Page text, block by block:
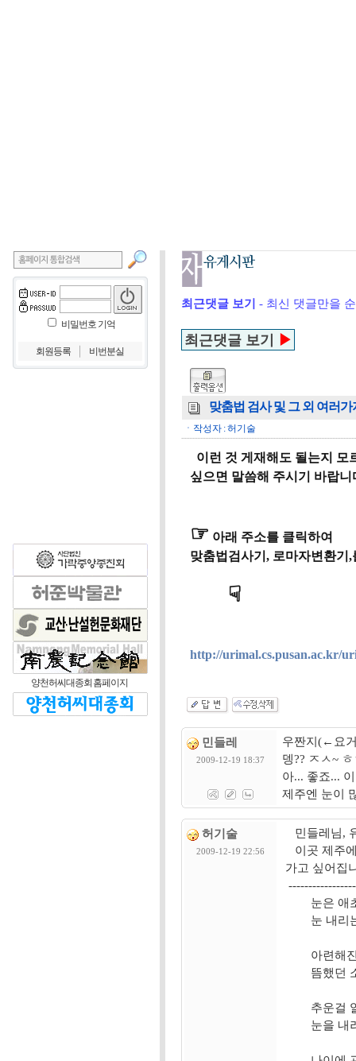
비밀번호 기억
회원등록 비번분실
양천허씨대종회 홈페이지
최근댓글 보기 - 최신 댓글만을
최근댓글 보기 ▶
맞춤법 검사 및 그 외 여러가
ㆍ작성자 : 허기술
이런 것 게재해도 될는지 모
싶으면 말씀해 주시기 바랍니
☞ 아래 주소를 클릭하여
맞춤법검사기, 로마자변환기
☟
http://urimal.cs.pusan.ac.kr/
민들레
2009-12-19 18:37
우짠지(←요
뎅?? ㅈㅅ~
아... 좋죠...
제주엔 눈이
허기술
2009-12-19 22:56
민들레님,
이곳 제주에
가고 싶어집
눈은 애초
눈 내리는
아련해진
뜸했던 소
추운걸 알
눈을 내려